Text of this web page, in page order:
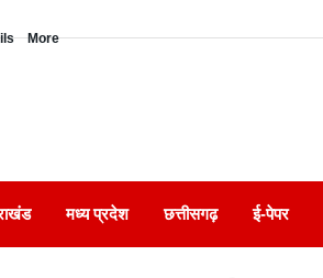
More
मध्य प्रदेश छत्तीसगढ़ ई-पेपर